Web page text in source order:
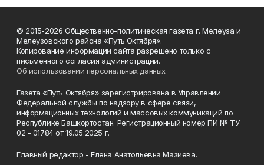
© 2015-2026 Общественно-политическая газета г. Мелеуза и
Мелеузовского района «Путь Октября».
Копирование информации сайта разрешено только с
письменного согласия администрации.
Об использовании персональных данных
Газета «Путь Октября» зарегистрирована в Управлении
Федеральной службы по надзору в сфере связи,
информационных технологий и массовых коммуникаций по
Республике Башкортостан. Регистрационный номер ПИ № ТУ
02 - 01784 от 19.05.2025 г.
Главный редактор - Елена Анатольевна Мазиева.